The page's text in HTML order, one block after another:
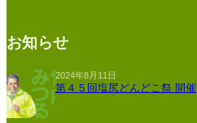
お知らせ
2024年8月11日
第４５回塩尻どんどこ祭 開催